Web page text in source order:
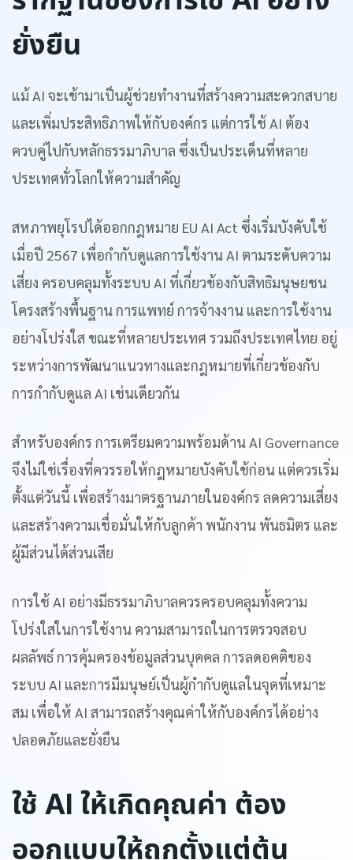
ยั่งยืน
แม้ AI จะเข้ามาเป็นผู้ช่วยทำงานที่สร้างความสะดวกสบาย
และเพิ่มประสิทธิภาพให้กับองค์กร แต่การใช้ AI ต้อง
ควบคู่ไปกับหลักธรรมาภิบาล ซึ่งเป็นประเด็นที่หลาย
ประเทศทั่วโลกให้ความสำคัญ
สหภาพยุโรปได้ออกกฎหมาย EU AI Act ซึ่งเริ่มบังคับใช้
เมื่อปี 2567 เพื่อกำกับดูแลการใช้งาน AI ตามระดับความ
เสี่ยง ครอบคลุมทั้งระบบ AI ที่เกี่ยวข้องกับสิทธิมนุษยชน
โครงสร้างพื้นฐาน การแพทย์ การจ้างงาน และการใช้งาน
อย่างโปร่งใส ขณะที่หลายประเทศ รวมถึงประเทศไทย อยู่
ระหว่างการพัฒนาแนวทางและกฎหมายที่เกี่ยวข้องกับ
การกำกับดูแล AI เช่นเดียวกัน
สำหรับองค์กร การเตรียมความพร้อมด้าน AI Governance
จึงไม่ใช่เรื่องที่ควรรอให้กฎหมายบังคับใช้ก่อน แต่ควรเริ่ม
ตั้งแต่วันนี้ เพื่อสร้างมาตรฐานภายในองค์กร ลดความเสี่ยง
และสร้างความเชื่อมั่นให้กับลูกค้า พนักงาน พันธมิตร และ
ผู้มีส่วนได้ส่วนเสีย
การใช้ AI อย่างมีธรรมาภิบาลควรครอบคลุมทั้งความ
โปร่งใสในการใช้งาน ความสามารถในการตรวจสอบ
ผลลัพธ์ การคุ้มครองข้อมูลส่วนบุคคล การลดอคติของ
ระบบ AI และการมีมนุษย์เป็นผู้กำกับดูแลในจุดที่เหมาะ
สม เพื่อให้ AI สามารถสร้างคุณค่าให้กับองค์กรได้อย่าง
ปลอดภัยและยั่งยืน
ใช้ AI ให้เกิดคุณค่า ต้อง
ออกแบบให้ถูกตั้งแต่ต้น